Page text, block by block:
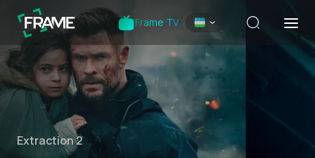
Frame TV
Extraction 2